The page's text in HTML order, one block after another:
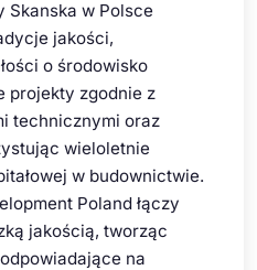
Skanska w Polsce
jakości,
o środowisko
projekty zgodnie z
technicznymi oraz
wieloletnie
w budownictwie.
Poland łączy
jakością, tworząc
na